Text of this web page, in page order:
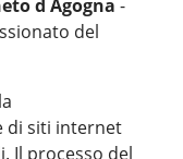
d Agogna -
del
di siti internet
Il processo del